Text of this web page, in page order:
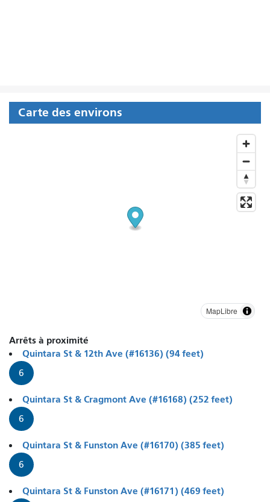
Carte des environs
MapLibre
Arrêts à proximité
Quintara St & 12th Ave (#16136) (94 feet)
6
Quintara St & Cragmont Ave (#16168) (252 feet)
6
Quintara St & Funston Ave (#16170) (385 feet)
6
Quintara St & Funston Ave (#16171) (469 feet)